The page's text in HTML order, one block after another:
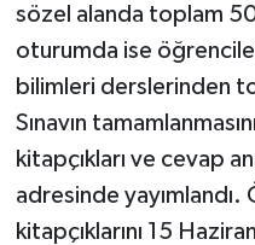
sözel alanda toplam
oturumda ise
bilimleri derslerinden
Sınavın
kitapçıkları ve cevap
adresinde yayımlandı.
kitapçıklarını 15